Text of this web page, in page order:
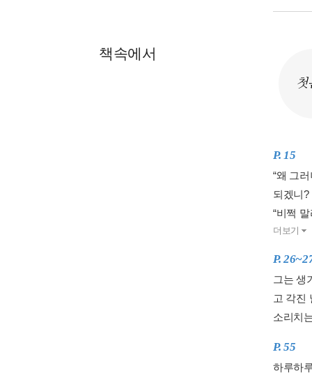
책속에서
첫
P. 15
“왜 그
되겠니?
“비쩍
더보기
P.
그는 생
고 각진
소리치
P. 55
하루하